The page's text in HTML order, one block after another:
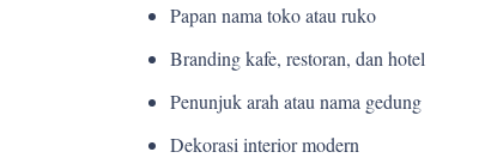
Papan nama toko atau ruko
Branding kafe, restoran, dan hotel
Penunjuk arah atau nama gedung
Dekorasi interior modern